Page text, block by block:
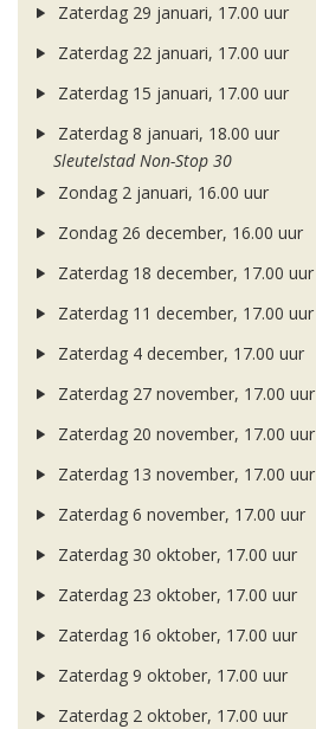
Zaterdag 29 januari, 17.00 uur
Zaterdag 22 januari, 17.00 uur
Zaterdag 15 januari, 17.00 uur
Zaterdag 8 januari, 18.00 uur
Sleutelstad Non-Stop 30
Zondag 2 januari, 16.00 uur
Zondag 26 december, 16.00 uur
Zaterdag 18 december, 17.00 uur
Zaterdag 11 december, 17.00 uur
Zaterdag 4 december, 17.00 uur
Zaterdag 27 november, 17.00 uur
Zaterdag 20 november, 17.00 uur
Zaterdag 13 november, 17.00 uur
Zaterdag 6 november, 17.00 uur
Zaterdag 30 oktober, 17.00 uur
Zaterdag 23 oktober, 17.00 uur
Zaterdag 16 oktober, 17.00 uur
Zaterdag 9 oktober, 17.00 uur
Zaterdag 2 oktober, 17.00 uur